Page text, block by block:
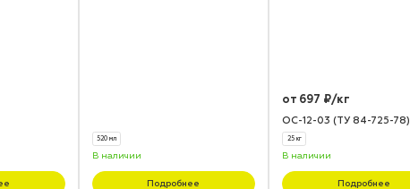
520 мл
В наличии
Подробнее
от 697 ₽/кг
ОС-12-03 (ТУ 84-725-78)
25 кг
В наличии
Подробнее